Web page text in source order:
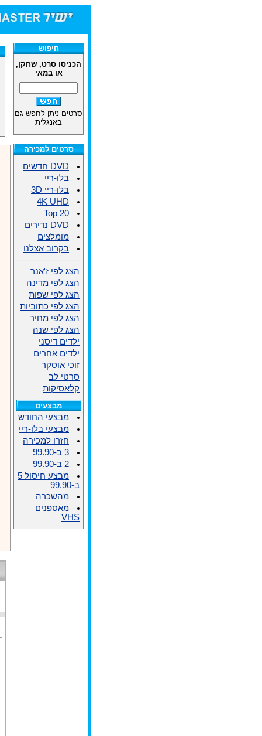
חיפוש
הכניסו סרט, שחקן,
או במאי
סרטים ניתן לחפש גם
באנגלית
סרטים למכירה
DVD חדשים
בלו-ריי
בלו-ריי 3D
4K UHD
Top 20
DVD נדירים
מומלצים
בקרוב אצלנו
הצג לפי ז'אנר
הצג לפי מדינה
הצג לפי שפות
הצג לפי כתוביות
הצג לפי מחיר
הצג לפי שנה
ילדים דיסני
ילדים אחרים
זוכי אוסקר
סרטי לב
קלאסיקות
מבצעים
מבצעי החודש
מבצעי בלו-ריי
חזרו למכירה
3 ב-99.90
2 ב-99.90
מבצע חיסול 5
ב-99.90
מהשכרה
מאספנים
VHS